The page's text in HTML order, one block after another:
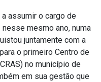
assumir o cargo de
mesmo ano, numa
juntamente com a
o primeiro Centro de
no município de
em sua gestão que